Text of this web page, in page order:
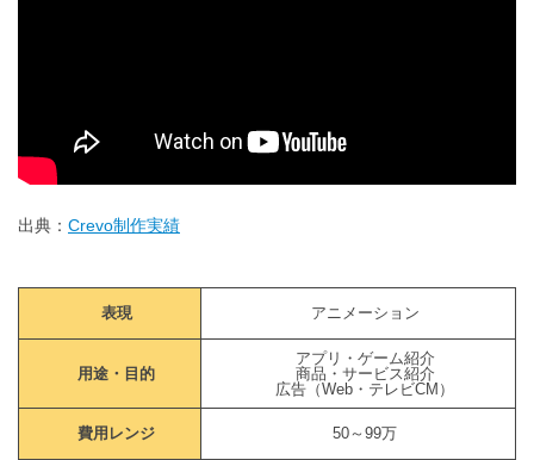
出典： Crevo制作実績
表現 アニメーション
用途・目的
アプリ・ゲーム紹介
商品・サービス紹介
広告（Web・テレビCM）
費用レンジ 50～99万